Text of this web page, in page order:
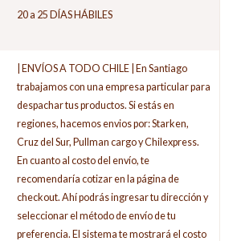
20 a 25 DÍAS HÁBILES
| ENVÍOS A TODO CHILE | En Santiago
trabajamos con una empresa particular para
despachar tus productos. Si estás en
regiones, hacemos envios por: Starken,
Cruz del Sur, Pullman cargo y Chilexpress.
En cuanto al costo del envío, te
recomendaría cotizar en la página de
checkout. Ahí podrás ingresar tu dirección y
seleccionar el método de envío de tu
preferencia. El sistema te mostrará el costo